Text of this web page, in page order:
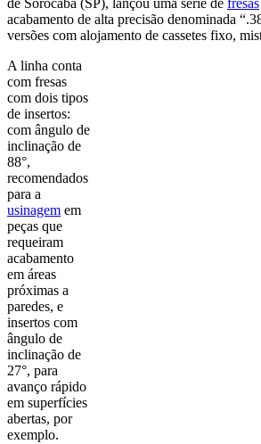
de Sorocaba (SP), lançou uma série de fresas
acabamento de alta precisão denominada
versões com alojamento de cassetes fixo,
A linha conta
com fresas
com dois tipos
de insertos:
com ângulo de
inclinação de
88°,
recomendados
para a
usinagem em
peças que
requeiram
acabamento
em áreas
próximas a
paredes, e
insertos com
ângulo de
inclinação de
27°, para
avanço rápido
em superfícies
abertas, por
exemplo.